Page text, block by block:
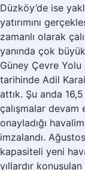
Düzköy’de ise
yatırımını
zamanlı olarak
yanında çok
Güney Çevre Yolu
tarihinde Adil
attık. Şu anda
çalışmalar devam
onayladığı
imzalandı.
kapasiteli yeni
yıllardır